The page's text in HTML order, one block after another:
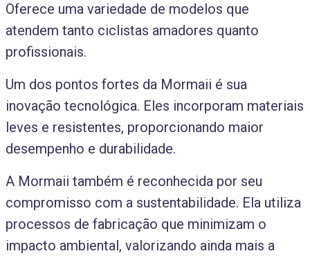
Oferece uma variedade de modelos que
atendem tanto ciclistas amadores quanto
profissionais.
Um dos pontos fortes da Mormaii é sua
inovação tecnológica. Eles incorporam materiais
leves e resistentes, proporcionando maior
desempenho e durabilidade.
A Mormaii também é reconhecida por seu
compromisso com a sustentabilidade. Ela utiliza
processos de fabricação que minimizam o
impacto ambiental, valorizando ainda mais a